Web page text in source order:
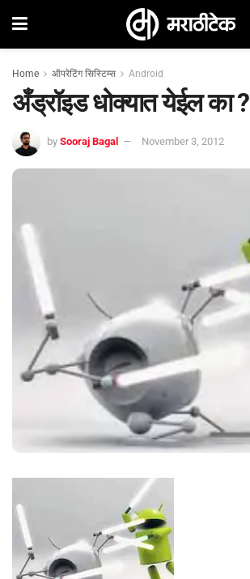
Home ऑपरेटिंग सिस्टिम्स Android
अँड्रॉइड धोक्यात येईल का ?
by Sooraj Bagal November 3, 2012